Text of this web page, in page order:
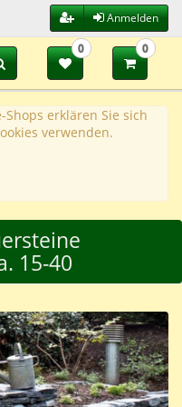
Anmelden
0 0
erklären Sie sich
verwenden.
15-40